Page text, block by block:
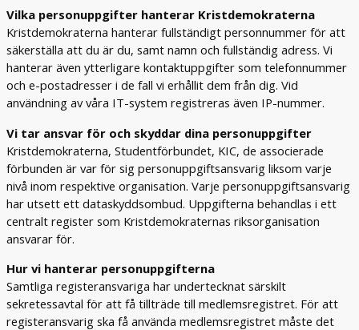
Vilka personuppgifter hanterar Kristdemokraterna
Kristdemokraterna hanterar fullständigt personnummer för att
säkerställa att du är du, samt namn och fullständig adress. Vi
hanterar även ytterligare kontaktuppgifter som telefonnummer
och e-postadresser i de fall vi erhållit dem från dig. Vid
användning av våra IT-system registreras även IP-nummer.
Vi tar ansvar för och skyddar dina personuppgifter
Kristdemokraterna, Studentförbundet, KIC, de associerade
förbunden är var för sig personuppgiftsansvarig liksom varje
nivå inom respektive organisation. Varje personuppgiftsansvarig
har utsett ett dataskyddsombud. Uppgifterna behandlas i ett
centralt register som Kristdemokraternas riksorganisation
ansvarar för.
Hur vi hanterar personuppgifterna
Samtliga registeransvariga har undertecknat särskilt
sekretessavtal för att få tillträde till medlemsregistret. För att
registeransvarig ska få använda medlemsregistret måste det